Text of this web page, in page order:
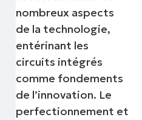
nombreux aspects
de la technologie,
entérinant les
circuits intégrés
comme fondements
de l’innovation. Le
perfectionnement et